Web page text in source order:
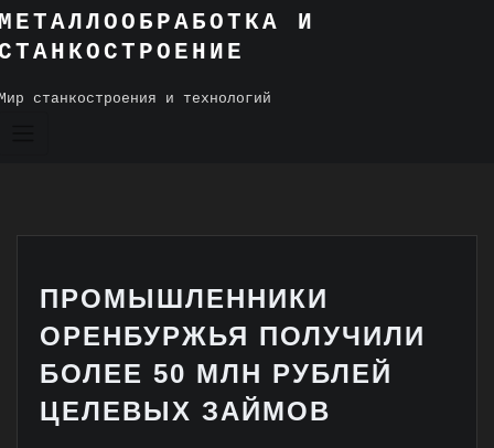
Skip
content
И
станкостроения и технологий
ПРОМЫШЛЕННИКИ
ОРЕНБУРЖЬЯ ПОЛУЧИЛИ
БОЛЕЕ 50 МЛН РУБЛЕЙ
ЦЕЛЕВЫХ ЗАЙМОВ